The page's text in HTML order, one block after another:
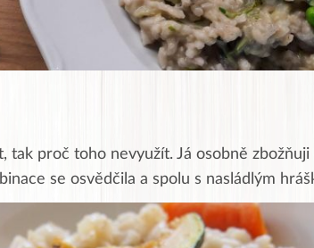
tak proč toho nevyužít. Já osobně
se osvědčila a spolu s nasládlým